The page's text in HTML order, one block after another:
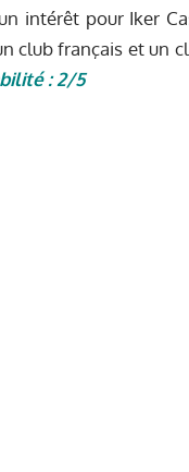
intérêt pour Iker
club français et un
: 2/5